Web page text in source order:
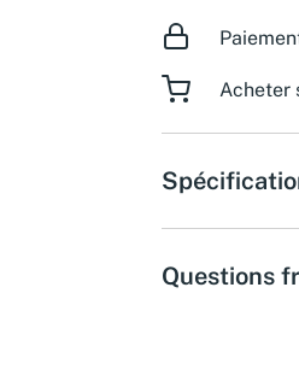
Acheter
Questions